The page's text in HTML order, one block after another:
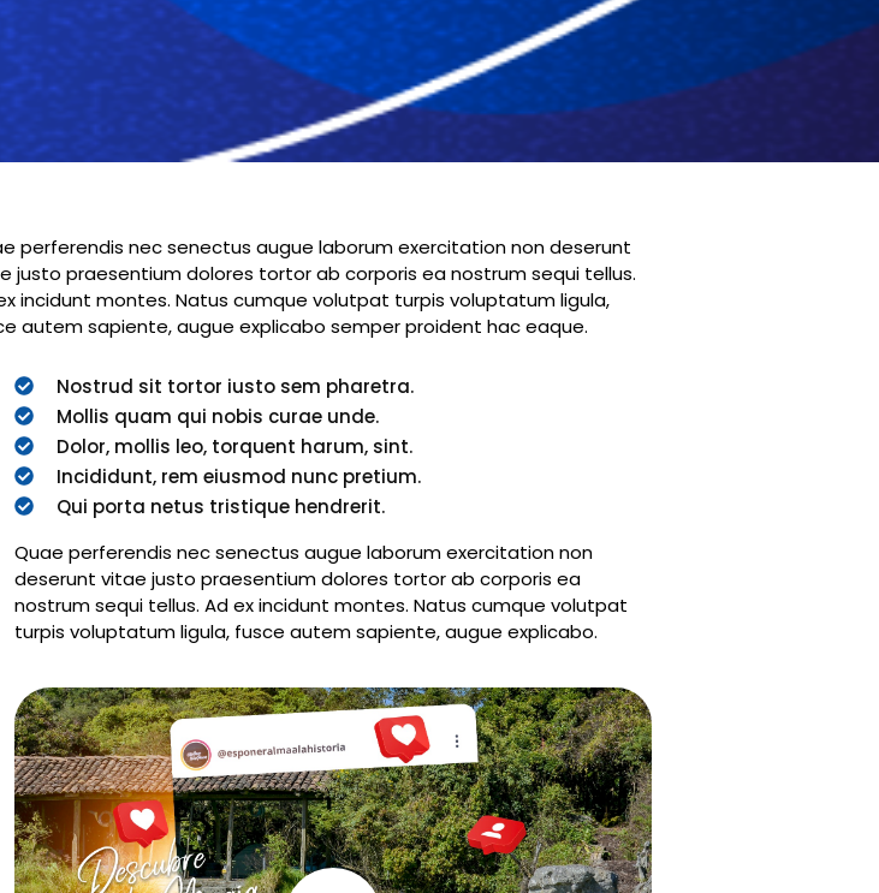
perferendis nec senectus augue laborum exercitation non deserunt
justo praesentium dolores tortor ab corporis ea nostrum sequi tellus.
incidunt montes. Natus cumque volutpat turpis voluptatum ligula,
autem sapiente, augue explicabo semper proident hac eaque.
Nostrud sit tortor iusto sem pharetra.
Mollis quam qui nobis curae unde.
Dolor, mollis leo, torquent harum, sint.
Incididunt, rem eiusmod nunc pretium.
Qui porta netus tristique hendrerit.
Quae perferendis nec senectus augue laborum exercitation non
deserunt vitae justo praesentium dolores tortor ab corporis ea
nostrum sequi tellus. Ad ex incidunt montes. Natus cumque volutpat
turpis voluptatum ligula, fusce autem sapiente, augue explicabo.